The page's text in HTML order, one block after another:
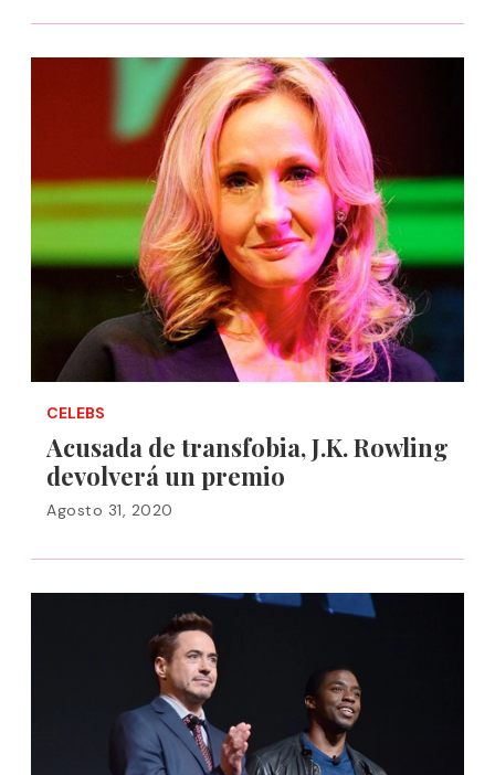
CELEBS
Acusada de transfobia, J.K. Rowling
devolverá un premio
Agosto 31, 2020